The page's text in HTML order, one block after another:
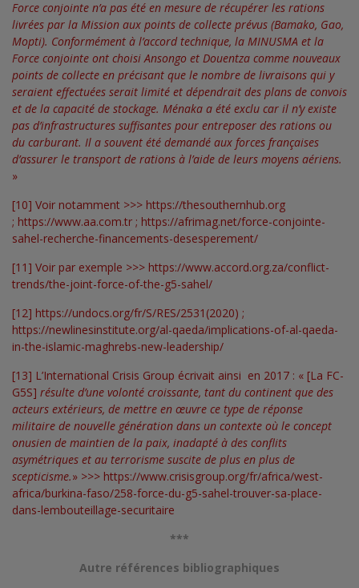
Force conjointe n’a pas été en mesure de récupérer les rations
livrées par la Mission aux points de collecte prévus (Bamako, Gao,
Mopti). Conformément à l’accord technique, la MINUSMA et la
Force conjointe ont choisi Ansongo et Douentza comme nouveaux
points de collecte en précisant que le nombre de livraisons qui y
seraient effectuées serait limité et dépendrait des plans de convois
et de la capacité de stockage. Ménaka a été exclu car il n’y existe
pas d’infrastructures suffisantes pour entreposer des rations ou
du carburant. Il a souvent été demandé aux forces françaises
d’assurer le transport de rations à l’aide de leurs moyens aériens.
»
[10] Voir notamment >>> https://thesouthernhub.org
; https://www.aa.com.tr ; https://afrimag.net/force-conjointe-
sahel-recherche-financements-desesperement/
[11] Voir par exemple >>> https://www.accord.org.za/conflict-
trends/the-joint-force-of-the-g5-sahel/
[12] https://undocs.org/fr/S/RES/2531(2020) ;
https://newlinesinstitute.org/al-qaeda/implications-of-al-qaeda-
in-the-islamic-maghrebs-new-leadership/
[13] L’International Crisis Group écrivait ainsi en 2017 : « [La FC-
G5S] résulte d’une volonté croissante, tant du continent que des
acteurs extérieurs, de mettre en œuvre ce type de réponse
militaire de nouvelle génération dans un contexte où le concept
onusien de maintien de la paix, inadapté à des conflits
asymétriques et au terrorisme suscite de plus en plus de
scepticisme.» >>> https://www.crisisgroup.org/fr/africa/west-
africa/burkina-faso/258-force-du-g5-sahel-trouver-sa-place-
dans-lembouteillage-securitaire
***
Autre références bibliographiques